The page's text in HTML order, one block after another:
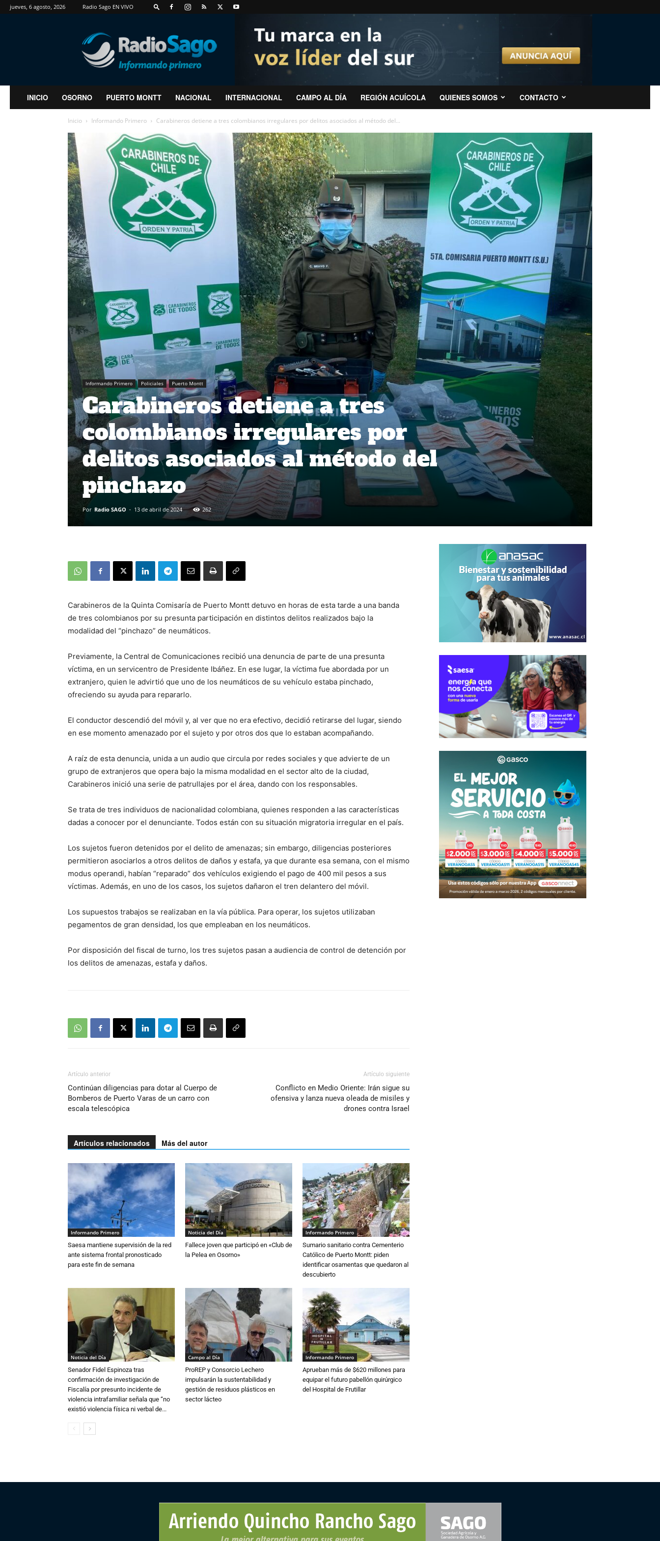
jueves, 6 agosto, 2026 Radio Sago EN VIVO
RadioSago
INICIO OSORNO PUERTO MONTT NACIONAL INTERNACIONAL CAMPO AL DÍA REGIÓN ACUÍCOLA QUIENES SOMOS CONTACTO
Inicio Informando Primero Carabineros detiene a tres colombianos irregulares por delitos asociados al método del...
Informando Primero Policiales Puerto Montt
Carabineros detiene a tres
colombianos irregulares por
delitos asociados al método del
pinchazo
Por Radio SAGO - 13 de abril de 2024 262
Carabineros de la Quinta Comisaría de Puerto Montt detuvo en horas de esta tarde a una banda
de tres colombianos por su presunta participación en distintos delitos realizados bajo la
modalidad del “pinchazo” de neumáticos.
Previamente, la Central de Comunicaciones recibió una denuncia de parte de una presunta
víctima, en un servicentro de Presidente Ibáñez. En ese lugar, la víctima fue abordada por un
extranjero, quien le advirtió que uno de los neumáticos de su vehículo estaba pinchado,
ofreciendo su ayuda para repararlo.
El conductor descendió del móvil y, al ver que no era efectivo, decidió retirarse del lugar, siendo
en ese momento amenazado por el sujeto y por otros dos que lo estaban acompañando.
A raíz de esta denuncia, unida a un audio que circula por redes sociales y que advierte de un
grupo de extranjeros que opera bajo la misma modalidad en el sector alto de la ciudad,
Carabineros inició una serie de patrullajes por el área, dando con los responsables.
Se trata de tres individuos de nacionalidad colombiana, quienes responden a las características
dadas a conocer por el denunciante. Todos están con su situación migratoria irregular en el país.
Los sujetos fueron detenidos por el delito de amenazas; sin embargo, diligencias posteriores
permitieron asociarlos a otros delitos de daños y estafa, ya que durante esa semana, con el mismo
modus operandi, habían “reparado” dos vehículos exigiendo el pago de 400 mil pesos a sus
víctimas. Además, en uno de los casos, los sujetos dañaron el tren delantero del móvil.
Los supuestos trabajos se realizaban en la vía pública. Para operar, los sujetos utilizaban
pegamentos de gran densidad, los que empleaban en los neumáticos.
Por disposición del fiscal de turno, los tres sujetos pasan a audiencia de control de detención por
los delitos de amenazas, estafa y daños.
Artículo anterior
Continúan diligencias para dotar al Cuerpo de
Bomberos de Puerto Varas de un carro con
escala telescópica
Artículo siguiente
Conflicto en Medio Oriente: Irán sigue su
ofensiva y lanza nueva oleada de misiles y
drones contra Israel
Artículos relacionados Más del autor
Informando Primero
Saesa mantiene supervisión de la red
ante sistema frontal pronosticado
para este fin de semana
Noticia del Día
Fallece joven que participó en «Club de
la Pelea en Osorno»
Informando Primero
Sumario sanitario contra Cementerio
Católico de Puerto Montt: piden
identificar osamentas que quedaron al
descubierto
Noticia del Día
Senador Fidel Espinoza tras
confirmación de investigación de
Fiscalía por presunto incidente de
violencia intrafamiliar señala que “no
existió violencia física ni verbal de...
Campo al Día
ProREP y Consorcio Lechero
impulsarán la sustentabilidad y
gestión de residuos plásticos en
sector lácteo
Informando Primero
Aprueban más de $620 millones para
equipar el futuro pabellón quirúrgico
del Hospital de Frutillar